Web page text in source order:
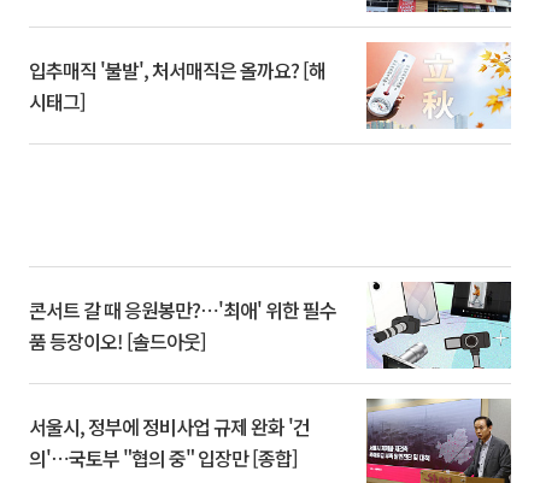
입추매직 '불발', 처서매직은 올까요? [해
시태그]
콘서트 갈 때 응원봉만?⋯'최애' 위한 필수
품 등장이오! [솔드아웃]
서울시, 정부에 정비사업 규제 완화 '건
의'⋯국토부 "협의 중" 입장만 [종합]